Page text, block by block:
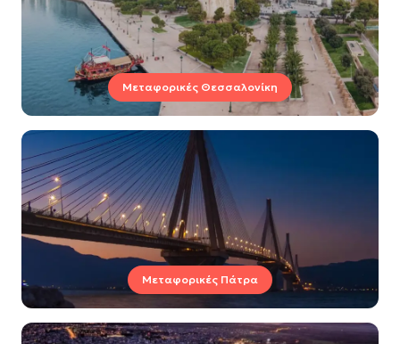
Μεταφορικές Θεσσαλονίκη
Μεταφορικές Πάτρα